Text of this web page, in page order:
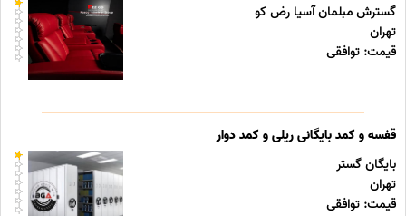
گسترش مبلمان آسیا رض کو
تهران
قیمت: توافقی
قفسه و کمد بایگانی ریلی و کمد دوار
بایگان گستر
تهران
قیمت: توافقی